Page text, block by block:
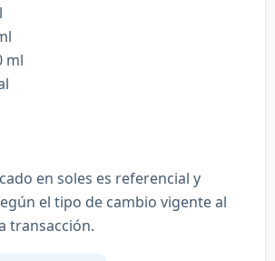
ml
en soles es referencial y
el tipo de cambio vigente al
transacción.